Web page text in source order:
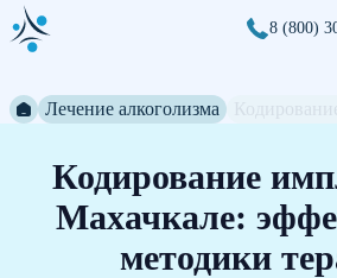
8 (800)
Лечение алкоголизма
Кодирование
Махачкале:
методики